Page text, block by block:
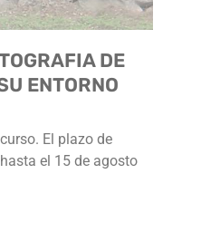
DE
ENTORNO
El plazo de
el 15 de agosto